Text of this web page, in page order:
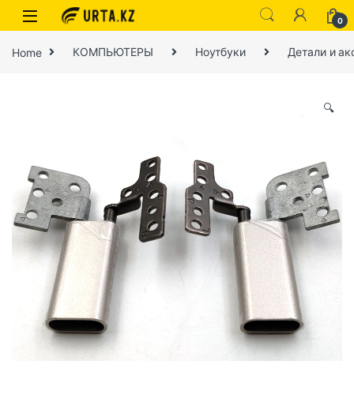
0
Home КОМПЬЮТЕРЫ Ноутбуки Детали и
🔍